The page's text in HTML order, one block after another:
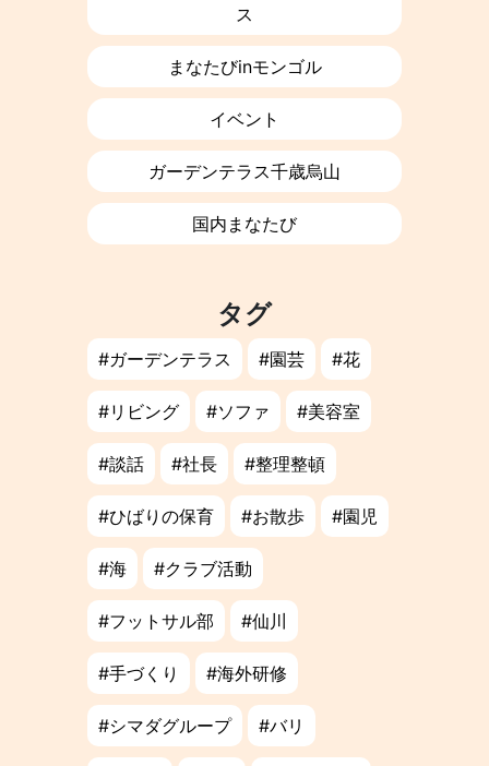
ス
まなたびinモンゴル
イベント
ガーデンテラス千歳烏山
国内まなたび
タグ
ガーデンテラス 園芸 花
リビング ソファ 美容室
談話 社長 整理整頓
ひばりの保育 お散歩 園児
海 クラブ活動
フットサル部 仙川
手づくり 海外研修
シマダグループ バリ